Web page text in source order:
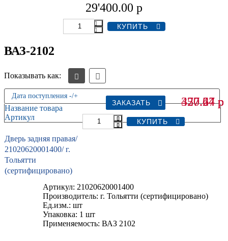
29'400.00 р
ВАЗ-2102
Показывать как:
Дата поступления -/+
Название товара
Артикул
Дверь задняя правая/
21020620001400/ г.
Тольятти
(сертифицировано)
Артикул: 21020620001400
Производитель: г. Тольятти (сертифицировано)
Ед.изм.: шт
Упаковка: 1 шт
Применяемость: ВАЗ 2102
ЗАКАЗАТЬ 477.24р
ЗАКАЗАТЬ
ЗАКАЗАТЬ 327.44р
ЗАКАЗАТЬ
ЗАКАЗАТЬ 50.67р
ЗАКАЗАТЬ